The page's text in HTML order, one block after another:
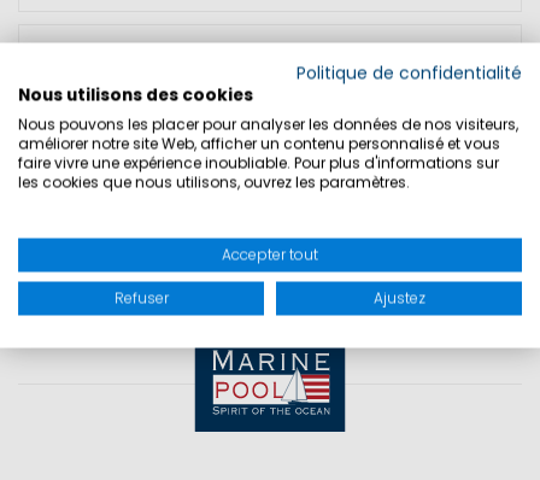
SÉCURITÉ DU PRODUIT
Politique de confidentialité
Nous utilisons des cookies
Nous pouvons les placer pour analyser les données de nos visiteurs,
améliorer notre site Web, afficher un contenu personnalisé et vous
faire vivre une expérience inoubliable. Pour plus d'informations sur
les cookies que nous utilisons, ouvrez les paramètres.
Accepter tout
Refuser Ajustez